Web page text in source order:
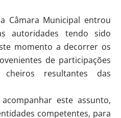
Câmara Municipal entrou
autoridades tendo sido
momento a decorrer os
de participações
resultantes das
este assunto,
competentes, para